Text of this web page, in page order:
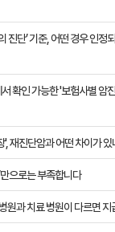
진단’ 기준, 어떤 경우 인정
확인 가능한 '보험사별 암
', 재진단암과 어떤 차이가 있
으로는 부족합니다
원과 치료 병원이 다르면 지